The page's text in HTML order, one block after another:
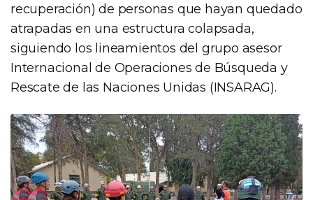
recuperación) de personas que hayan quedado
atrapadas en una estructura colapsada,
siguiendo los lineamientos del grupo asesor
Internacional de Operaciones de Búsqueda y
Rescate de las Naciones Unidas (INSARAG).